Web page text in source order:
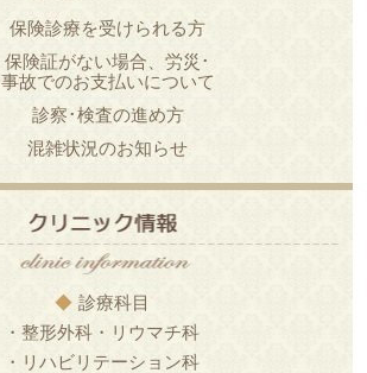
保険診療を受けられる方
保険証がない場合、労災･
事故でのお支払いについて
診察･検査の進め方
混雑状況のお知らせ
◆ 診療科目
・整形外科・リウマチ科
・リハビリテーション科